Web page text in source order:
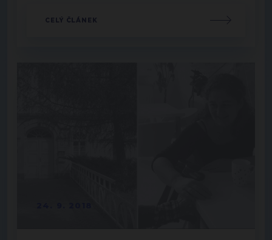
CELÝ ČLÁNEK